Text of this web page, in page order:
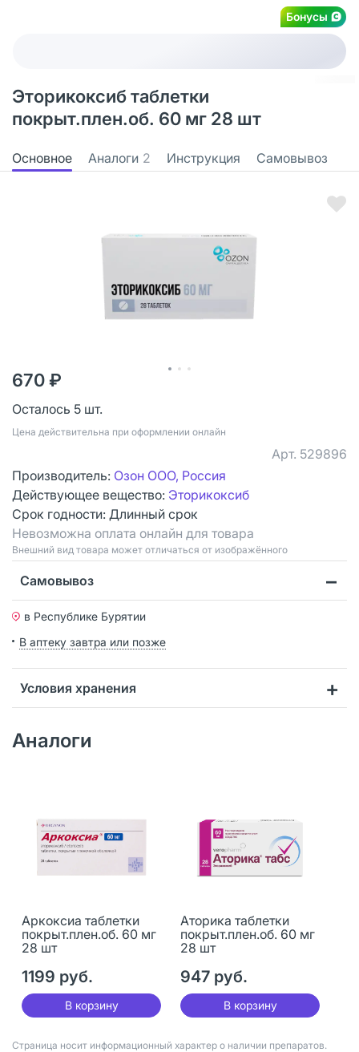
Бонусы
Эторикоксиб таблетки
покрыт.плен.об. 60 мг 28 шт
Основное Аналоги 2 Инструкция Самовывоз
670 ₽
Осталось 5 шт.
Цена действительна при оформлении онлайн
Арт. 529896
Производитель: Озон ООО, Россия
Действующее вещество: Эторикоксиб
Срок годности: Длинный срок
Невозможна оплата онлайн для товара
Bнешний вид товара может отличаться от изображённого
Самовывоз
в Республике Бурятии
В аптеку завтра или позже
Условия хранения
Аналоги
Аркоксиа таблетки
покрыт.плен.об. 60 мг
28 шт
1199 руб.
В корзину
Аторика таблетки
покрыт.плен.об. 60 мг
28 шт
947 руб.
В корзину
Страница носит информационный характер о наличии препаратов.